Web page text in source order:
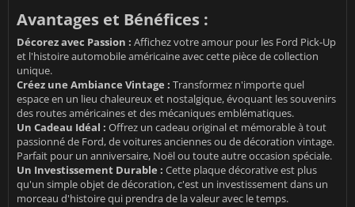
Avantages et Bénéfices :
Décorez avec Passion : Affichez votre amour pour les Ford Pick-Up
et l'histoire automobile américaine avec cette pièce de collection
unique.
Créez une Ambiance Vintage : Transformez n'importe quel
espace en un lieu chaleureux et nostalgique, évoquant les souvenirs
des routes américaines et des mécaniques emblématiques.
Un Cadeau Idéal : Offrez un cadeau original et mémorable à tout
passionné de Ford, de voitures anciennes ou de décoration vintage.
Parfait pour un anniversaire, Noël ou toute autre occasion spéciale.
Un Investissement Durable : Cette plaque décorative est plus
qu'un simple objet de décoration, c'est un investissement dans un
morceau d'histoire qui prendra de la valeur avec le temps.